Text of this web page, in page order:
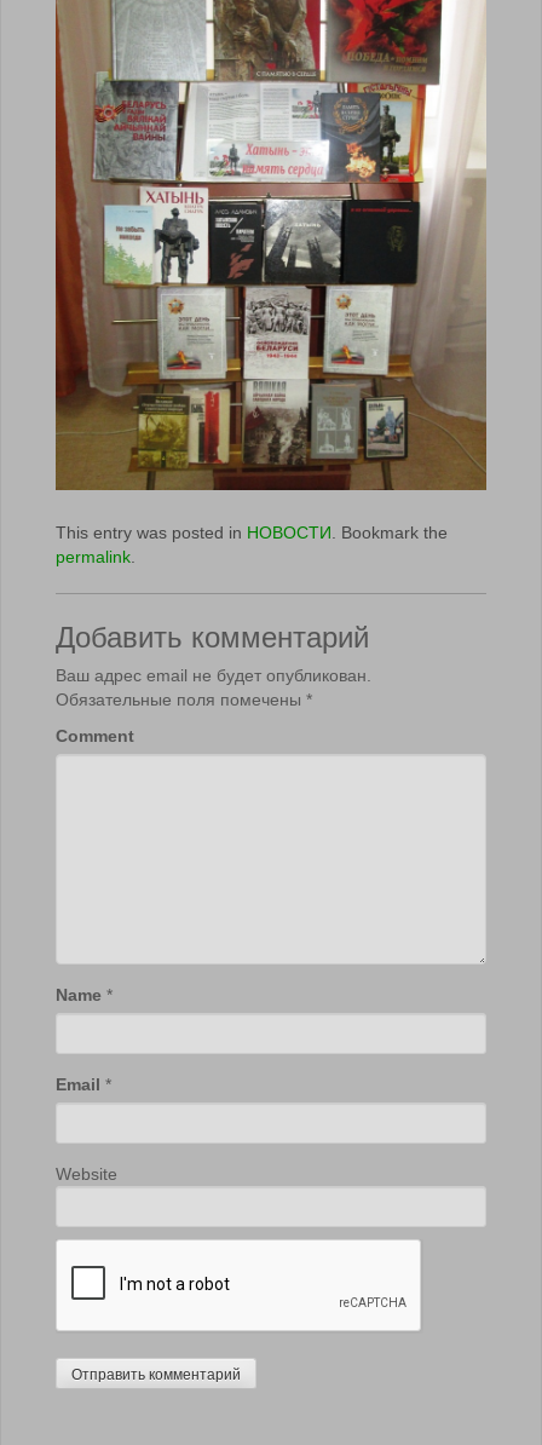
This entry was posted in НОВОСТИ . Bookmark the
permalink
Добавить комментарий
Ваш адрес email не будет опубликован.
Обязательные поля помечены *
Comment
Name *
Email *
Website